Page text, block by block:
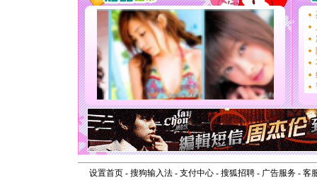
道一声平
[春节]
传
片叶子
送你一
[圣诞节]
你太多
要平安
[圣诞节]
能正大
天都要快
[圣诞节]
如意,快
[元旦]看
断电。爱
你是我专
设置首页- 搜狗输入法- 支付中心- 搜狐招聘- 广告服务- 客